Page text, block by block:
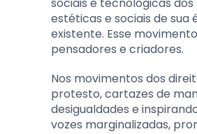
sociais e tecnológicas
estéticas e sociais de
existente. Esse
pensadores e criadores.
Nos movimentos dos
protesto, cartazes de
desigualdades e
vozes marginalizadas,